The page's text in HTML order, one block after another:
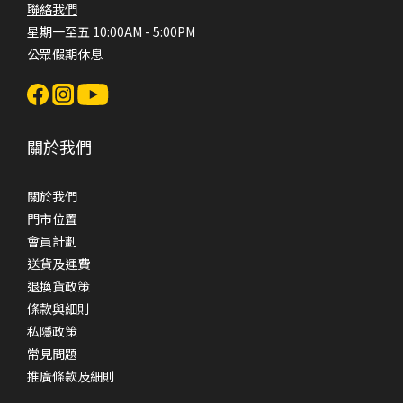
聯絡我們
星期一至五 10:00AM - 5:00PM
公眾假期休息
關於我們
關於我們
門市位置
會員計劃
送貨及運費
退換貨政策
條款與細則
私隱政策
常見問題
推廣條款及細則